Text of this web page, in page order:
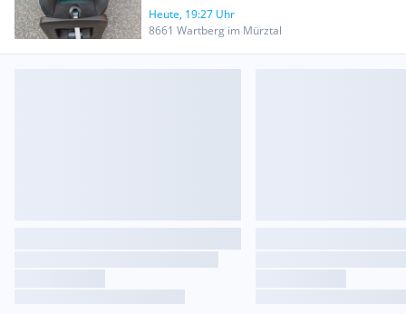
Heute, 19:27 Uhr
8661 Wartberg im Mürztal